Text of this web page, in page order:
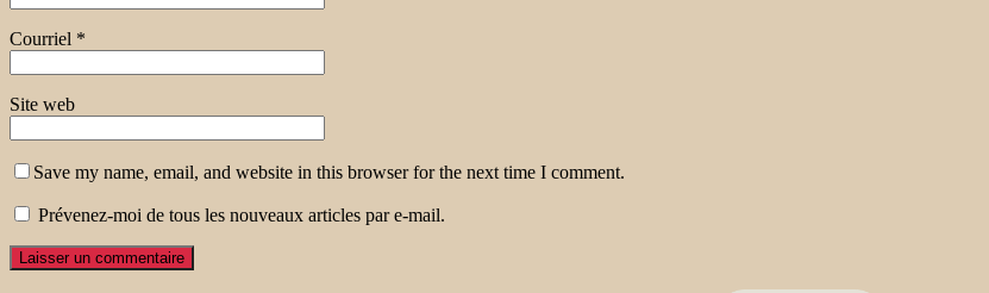
Courriel *
Site web
Save my name, email, and website in this browser for the next time I comment.
Prévenez-moi de tous les nouveaux articles par e-mail.